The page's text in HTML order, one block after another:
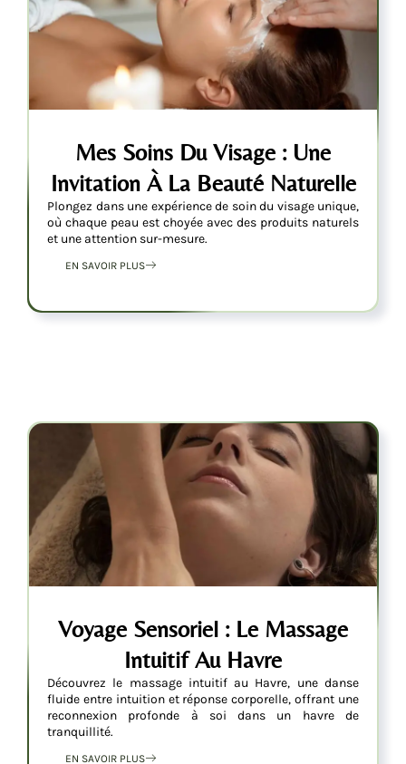
Mes Soins Du Visage : Une
Invitation À La Beauté Naturelle
Plongez dans une expérience de soin du visage unique,
où chaque peau est choyée avec des produits naturels
et une attention sur-mesure.
EN SAVOIR PLUS
Voyage Sensoriel : Le Massage
Intuitif Au Havre
Découvrez le massage intuitif au Havre, une danse
fluide entre intuition et réponse corporelle, offrant une
reconnexion profonde à soi dans un havre de
tranquillité.
EN SAVOIR PLUS